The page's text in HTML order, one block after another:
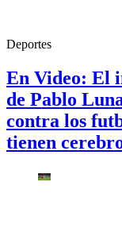
Deportes
En Video: El
de Pablo
contra los
tienen